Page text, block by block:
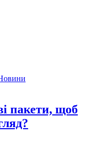
пакети, щоб